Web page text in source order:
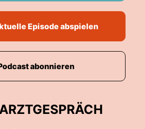
Episode abspielen
abonnieren